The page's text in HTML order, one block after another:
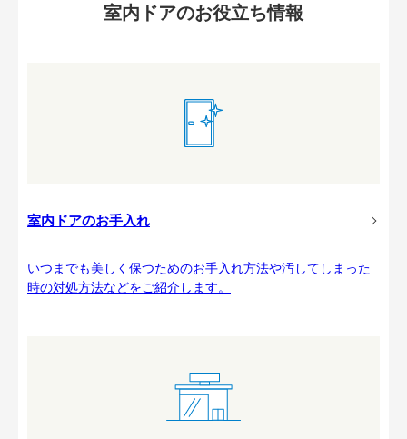
室内ドアのお役立ち情報
室内ドアのお手入れ
いつまでも美しく保つためのお手入れ方法や汚してしまった
時の対処方法などをご紹介します。